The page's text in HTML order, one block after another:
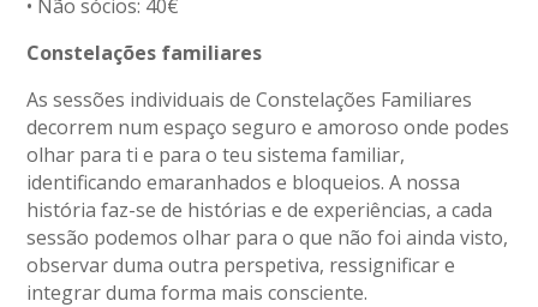
• Não sócios: 40€
Constelações familiares
As sessões individuais de Constelações Familiares
decorrem num espaço seguro e amoroso onde podes
olhar para ti e para o teu sistema familiar,
identificando emaranhados e bloqueios. A nossa
história faz-se de histórias e de experiências, a cada
sessão podemos olhar para o que não foi ainda visto,
observar duma outra perspetiva, ressignificar e
integrar duma forma mais consciente.